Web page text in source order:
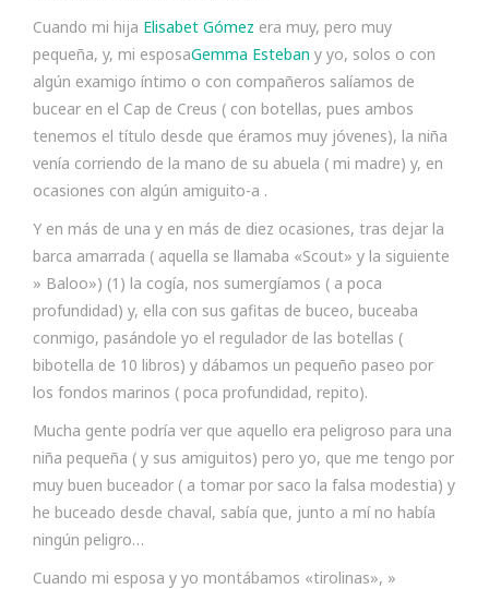
Cuando mi hija Elisabet Gómez era muy, pero muy
pequeña, y, mi esposaGemma Esteban y yo, solos o con
algún examigo íntimo o con compañeros salíamos de
bucear en el Cap de Creus ( con botellas, pues ambos
tenemos el título desde que éramos muy jóvenes), la niña
venía corriendo de la mano de su abuela ( mi madre) y, en
ocasiones con algún amiguito-a .
Y en más de una y en más de diez ocasiones, tras dejar la
barca amarrada ( aquella se llamaba «Scout» y la siguiente
» Baloo») (1) la cogía, nos sumergíamos ( a poca
profundidad) y, ella con sus gafitas de buceo, buceaba
conmigo, pasándole yo el regulador de las botellas (
bibotella de 10 libros) y dábamos un pequeño paseo por
los fondos marinos ( poca profundidad, repito).
Mucha gente podría ver que aquello era peligroso para una
niña pequeña ( y sus amiguitos) pero yo, que me tengo por
muy buen buceador ( a tomar por saco la falsa modestia) y
he buceado desde chaval, sabía que, junto a mí no había
ningún peligro…
Cuando mi esposa y yo montábamos «tirolinas», »